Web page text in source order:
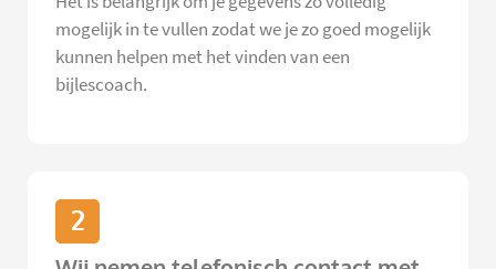
mogelijk in te vullen zodat we je zo goed mogelijk
kunnen helpen met het vinden van een
bijlescoach.
2